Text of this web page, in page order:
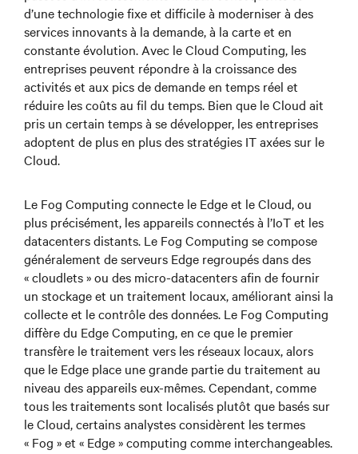
d’une technologie fixe et difficile à moderniser à des
services innovants à la demande, à la carte et en
constante évolution. Avec le Cloud Computing, les
entreprises peuvent répondre à la croissance des
activités et aux pics de demande en temps réel et
réduire les coûts au fil du temps. Bien que le Cloud ait
pris un certain temps à se développer, les entreprises
adoptent de plus en plus des stratégies IT axées sur le
Cloud.
Le Fog Computing connecte le Edge et le Cloud, ou
plus précisément, les appareils connectés à l’IoT et les
datacenters distants. Le Fog Computing se compose
généralement de serveurs Edge regroupés dans des
« cloudlets » ou des micro-datacenters afin de fournir
un stockage et un traitement locaux, améliorant ainsi la
collecte et le contrôle des données. Le Fog Computing
diffère du Edge Computing, en ce que le premier
transfère le traitement vers les réseaux locaux, alors
que le Edge place une grande partie du traitement au
niveau des appareils eux-mêmes. Cependant, comme
tous les traitements sont localisés plutôt que basés sur
le Cloud, certains analystes considèrent les termes
« Fog » et « Edge » computing comme interchangeables.